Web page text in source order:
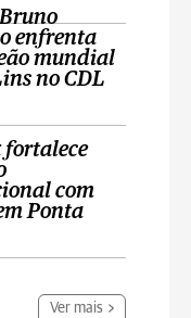
enfrenta
mundial
no CDL
fortalece
com
Ponta
Ver mais